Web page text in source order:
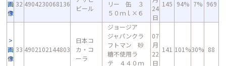
画
像
32 4904230068136
ビール
リー 缶 ３
５０ｍｌ×６
24
日
145 94% 7% 969
画
像
33 4902102144803
日本コ
カ・コ
ーラ
ジョージア
ジャパンクラ
フトマン 砂
糖不使用ラ
テ ４４０ｍ
07
月
22
日
141 101%30% 88